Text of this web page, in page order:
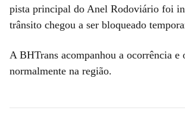
pista principal do Anel Rodoviário foi
trânsito chegou a ser bloqueado
A BHTrans acompanhou a ocorrência
normalmente na região.